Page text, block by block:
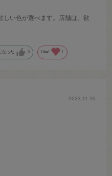
しい色が選べます。店舗は、欲
なった 0 Like! 1
2023.11.20